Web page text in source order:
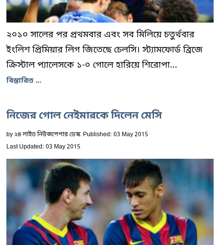
২০১০ সালের পর প্রথমবার এবং সব মিলিয়ে চতুর্থবার
ইংলিশ প্রিমিয়ার লিগ জিতেছে চেলসি। স্ট্যামফোর্ড ব্রিজে
ক্রিস্টাল প্যালেসকে ১-০ গোলে হারিয়ে শিরোপা...
বিস্তারিত ...
নিজের গোল নেইমারকে দিলেন মেসি
by২৪ লাইভ নিউজপেপার ডেস্ক Published: 03 May 2015
Last Updated: 03 May 2015